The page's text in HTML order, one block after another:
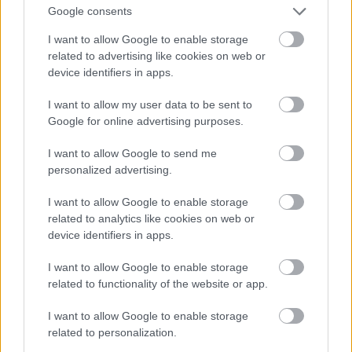
Google consents
I want to allow Google to enable storage
related to advertising like cookies on web or
device identifiers in apps.
I want to allow my user data to be sent to
Google for online advertising purposes.
I want to allow Google to send me
personalized advertising.
I want to allow Google to enable storage
related to analytics like cookies on web or
device identifiers in apps.
I want to allow Google to enable storage
related to functionality of the website or app.
I want to allow Google to enable storage
related to personalization.
17 éve
@eDul:
a méhészek túlnyomó többsége nyilván becsületes,
csak aztán tőlük felvásárolja egy cég, aki nagyban
seftel mézzel, és tőle kerül ki a teszkó polcaira.
Rosszabb esteben (és ez jellemző), felüti valami
cukros lógecivel, és úgy teszi ki a bolt pocaira.